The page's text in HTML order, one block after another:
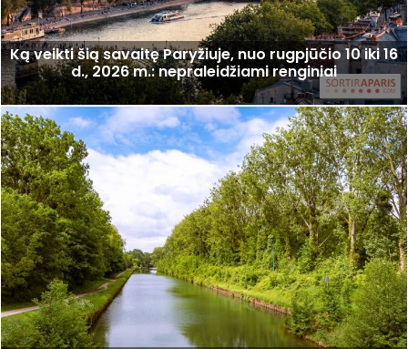
Ką veikti šią savaitę Paryžiuje, nuo rugpjūčio 10 iki 16
d., 2026 m.: nepraleidžiami renginiai